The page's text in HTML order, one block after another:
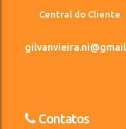
Central do Cliente
Contatos